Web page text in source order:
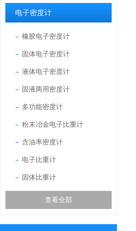
电子密度计
橡胶电子密度计
固体电子密度计
液体电子密度计
固液两用密度计
多功能密度计
粉末冶金电子比重计
含油率密度计
电子比重计
固体比重计
查看全部